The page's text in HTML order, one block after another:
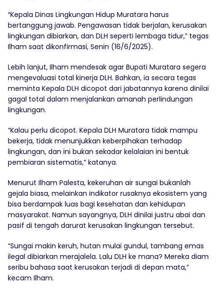
“Kepala Dinas Lingkungan Hidup Muratara harus
bertanggung jawab. Pengawasan tidak berjalan, kerusakan
lingkungan dibiarkan, dan DLH seperti lembaga tidur,” tegas
Ilham saat dikonfirmasi, Senin (16/6/2025).
Lebih lanjut, Ilham mendesak agar Bupati Muratara segera
mengevaluasi total kinerja DLH. Bahkan, ia secara tegas
meminta Kepala DLH dicopot dari jabatannya karena dinilai
gagal total dalam menjalankan amanah perlindungan
lingkungan.
“Kalau perlu dicopot. Kepala DLH Muratara tidak mampu
bekerja, tidak menunjukkan keberpihakan terhadap
lingkungan, dan ini bukan sekadar kelalaian ini bentuk
pembiaran sistematis,” katanya.
Menurut Ilham Palesta, kekeruhan air sungai bukanlah
gejala biasa, melainkan indikator rusaknya ekosistem yang
bisa berdampak luas bagi kesehatan dan kehidupan
masyarakat. Namun sayangnya, DLH dinilai justru abai dan
pasif di tengah darurat kerusakan lingkungan tersebut.
“Sungai makin keruh, hutan mulai gundul, tambang emas
ilegal dibiarkan merajalela. Lalu DLH ke mana? Mereka diam
seribu bahasa saat kerusakan terjadi di depan mata,”
kecam Ilham.